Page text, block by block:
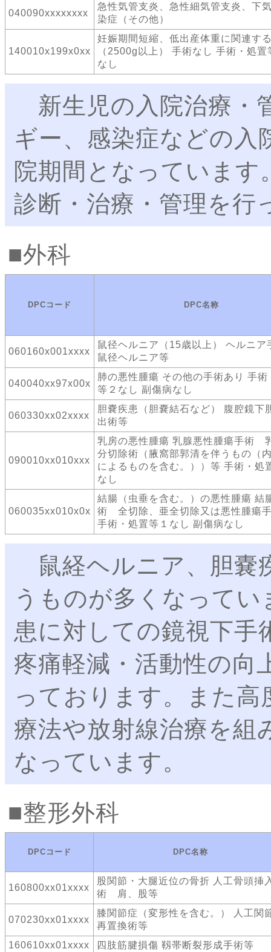
040090xxxxxxxx
急性気管支炎、急性細気管支炎、下
染症（その他）
140010x199x0xx
妊娠期間短縮、低出産体重に関連す
（2500g以上） 手術なし 手術・処置
なし
新生児の入院治療・
ギー、感染症などの入
院期間となっていま
診断・治療・管理を行
外科
DPCコード DPC名称
060160x001xxxx
鼠径ヘルニア（15歳以上） ヘルニ
鼠径ヘルニア等
040040xx97x00x
肺の悪性腫瘍 その他の手術あり 手術
等２なし 副傷病なし
060330xx02xxxx
胆嚢疾患（胆嚢結石など） 腹腔鏡下
出術等
090010xx010xxx
乳房の悪性腫瘍 乳腺悪性腫瘍手術
分切除術（腋窩部郭清を伴うもの（
によるものを含む。））等 手術・処
なし
060035xx010x0x
結腸（虫垂を含む。）の悪性腫瘍 結
術 全切除、亜全切除又は悪性腫瘍
手術・処置等１なし 副傷病なし
鼠経ヘルニア、胆嚢
うものが多くなって
患に対しての鏡視下手
疼痛軽減・活動性の向
っております。また
療法や放射線治療を組
なっています。
整形外科
DPCコード DPC名称
160800xx01xxxx
股関節・大腿近位の骨折 人工骨頭挿
術 肩、股等
070230xx01xxxx
膝関節症（変形性を含む。） 人工関
再置換術等
160610xx01xxxx
四肢筋腱損傷 靱帯断裂形成手術等